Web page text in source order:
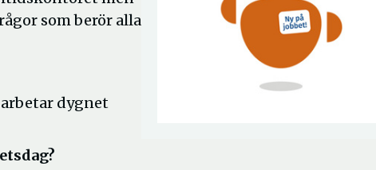
som berör alla
arbetar dygnet